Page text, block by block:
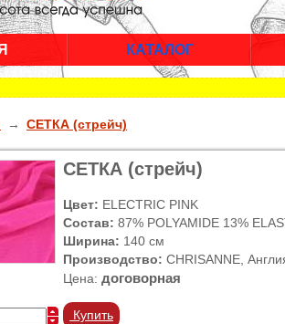
КАТАЛОГ
→ СЕТКА (стрейч)
СЕТКА (стрейч)
Цвет: ELECTRIC PINK
Состав: 87% POLYAMIDE 13%
Ширина: 140 см
Производство: CHRISANNE,
Цена: договорная
Купить